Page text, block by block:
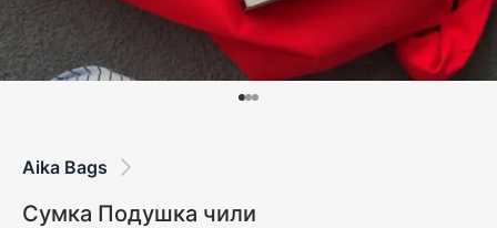
Aika Bags
Сумка Подушка чили